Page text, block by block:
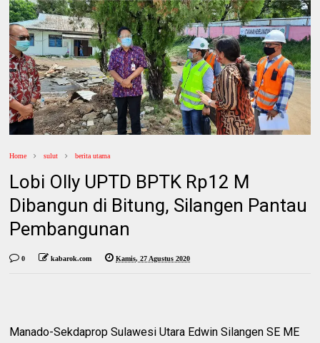
Home sulut berita utama
Lobi Olly UPTD BPTK Rp12 M
Dibangun di Bitung, Silangen Pantau
Pembangunan
0 kabarok.com Kamis, 27 Agustus 2020
Manado-Sekdaprop Sulawesi Utara Edwin Silangen SE ME